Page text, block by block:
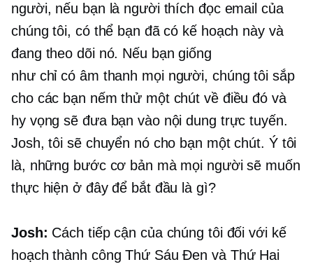
người, nếu bạn là người thích đọc email của
chúng tôi, có thể bạn đã có kế hoạch này và
đang theo dõi nó. Nếu bạn giống
như chỉ có âm thanh mọi người, chúng tôi sắp
cho các bạn nếm thử một chút về điều đó và
hy vọng sẽ đưa bạn vào nội dung trực tuyến.
Josh, tôi sẽ chuyển nó cho bạn một chút. Ý tôi
là, những bước cơ bản mà mọi người sẽ muốn
thực hiện ở đây để bắt đầu là gì?
Josh: Cách tiếp cận của chúng tôi đối với kế
hoạch thành công Thứ Sáu Đen và Thứ Hai